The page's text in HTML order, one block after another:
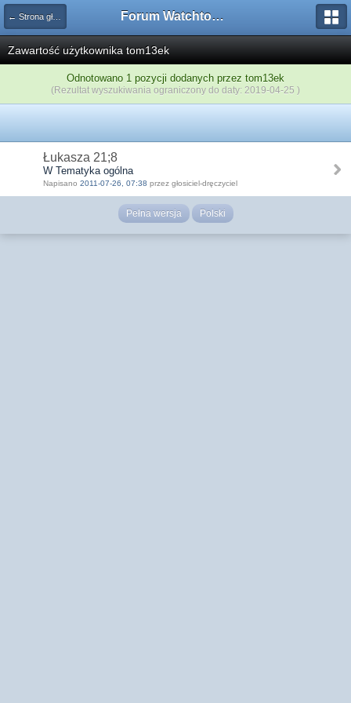
← Strona główna Forum Watchtower
Zawartość użytkownika tom13ek
Odnotowano 1 pozycji dodanych przez tom13ek
(Rezultat wyszukiwania ograniczony do daty: 2019-04-25 )
Łukasza 21;8
W Tematyka ogólna
Napisano 2011-07-26, 07:38 przez głosiciel-dręczyciel
Pełna wersja Polski